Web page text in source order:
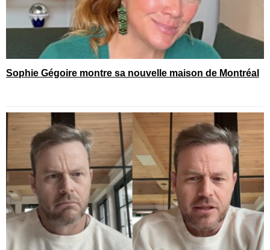
Sophie Gégoire montre sa nouvelle maison de Montréal